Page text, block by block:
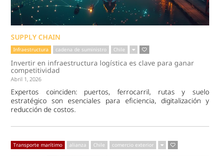
SUPPLY CHAIN
Infraestructura cadena de suministro Chile
Invertir en infraestructura logística es clave para ganar
competitividad
Abril 1, 2026
Expertos coinciden: puertos, ferrocarril, rutas y suelo
estratégico son esenciales para eficiencia, digitalización y
reducción de costos.
Transporte marítimo alianza Chile comercio exterior